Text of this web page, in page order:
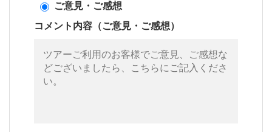
ご意見・ご感想
コメント内容（ご意見・ご感想）